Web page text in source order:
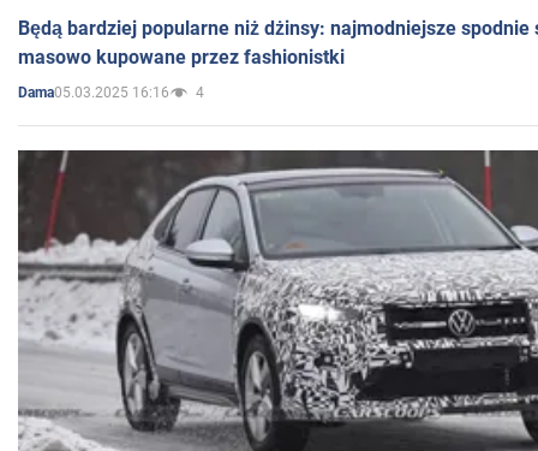
Będą bardziej popularne niż dżinsy: najmodniejsze spodnie
masowo kupowane przez fashionistki
Dama05.03.2025 16:16 4